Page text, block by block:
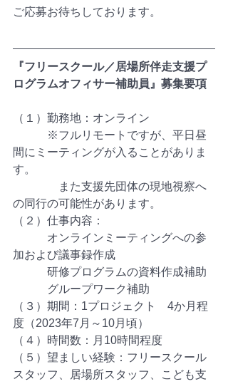
ご応募お待ちしております。
『フリースクール／居場所伴走支援プ
ログラムオフィサー補助員』募集要項
（１）勤務地：オンライン
※フルリモートですが、平日昼
間にミーティングが入ることがありま
す。
また支援先団体の現地視察へ
の同行の可能性があります。
（２）仕事内容：
オンラインミーティングへの参
加および議事録作成
研修プログラムの資料作成補助
グループワーク補助
（３）期間：1プロジェクト　4か月程
度（2023年7月～10月頃）
（４）時間数：月10時間程度
（５）望ましい経験：フリースクール
スタッフ、居場所スタッフ、こども支